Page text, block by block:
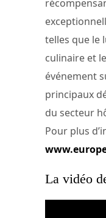
telles que le
culinaire et
événement
principaux
du secteur
Pour plus
La vidéo